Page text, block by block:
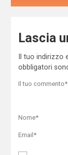
Lascia
Il tuo indirizzo
obbligatori